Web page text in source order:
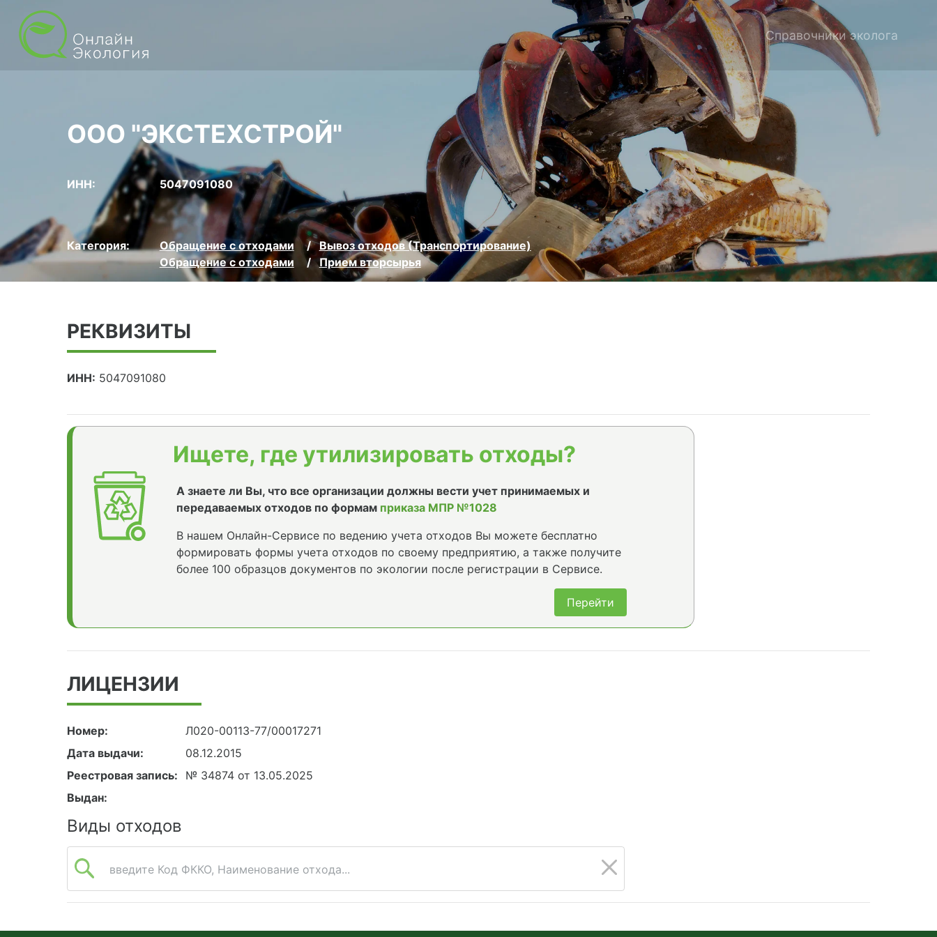
Справочники эколога
ООО "ЭКСТЕХСТРОЙ"
ИНН: 5047091080
Категория: Обращение с отходами
Вывоз отходов (Транспортирование)
Обращение с отходами
Прием вторсырья
РЕКВИЗИТЫ
ИНН: 5047091080
Ищете, где утилизировать отходы?
А знаете ли Вы, что все организации должны вести учет принимаемых и
передаваемых отходов по формам приказа МПР №1028
В нашем Онлайн-Сервисе по ведению учета отходов Вы можете бесплатно
формировать формы учета отходов по своему предприятию, а также получите
более 100 образцов документов по экологии после регистрации в Сервисе.
Перейти
ЛИЦЕНЗИИ
Номер:
Л020-00113-77/00017271
Дата выдачи:
08.12.2015
Реестровая запись:
№ 34874 от 13.05.2025
Выдан:
Виды отходов
введите Код ФККО, Наименование отхода...